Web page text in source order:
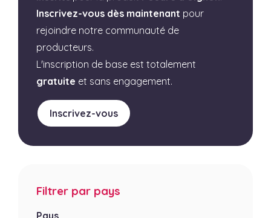
Inscrivez-vous dès maintenant pour
rejoindre notre communauté de
producteurs.
L'inscription de base est totalement
gratuite et sans engagement.
Inscrivez-vous
Filtrer par pays